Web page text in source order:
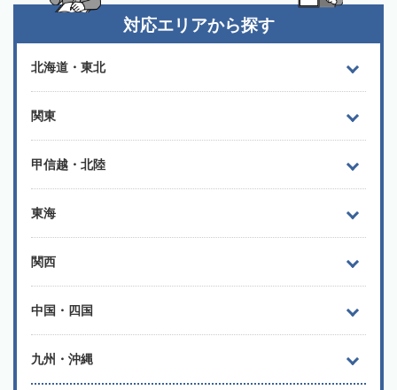
対応エリアから探す
北海道・東北
関東
甲信越・北陸
東海
関西
中国・四国
九州・沖縄